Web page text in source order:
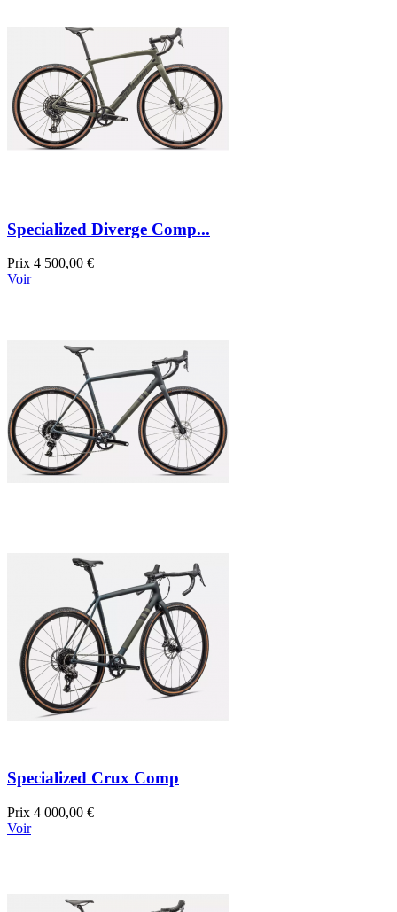
Specialized Diverge Comp...
Prix 4 500,00 €
Voir
Specialized Crux Comp
Prix 4 000,00 €
Voir